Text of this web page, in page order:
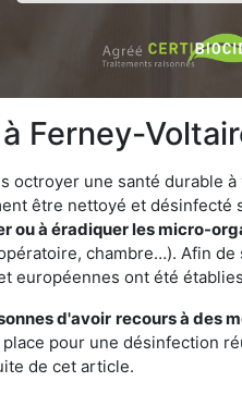
Ferney-
octroyer une santé
être nettoyé et
ou à éradiquer les micro-
chambre…). Afin
européennes ont été
d'avoir recours à des
pour une désinfection
de cet article.